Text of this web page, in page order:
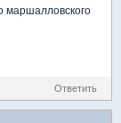
маршалловского
Ответить